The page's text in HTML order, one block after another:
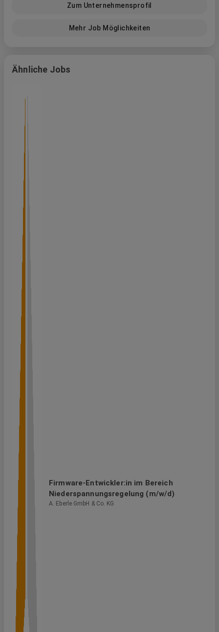
Zum Unternehmensprofil
Mehr Job Möglichkeiten
Ähnliche Jobs
Firmware-Entwickler:in im Bereich
Niederspannungsregelung (m/w/d)
A. Eberle GmbH & Co. KG